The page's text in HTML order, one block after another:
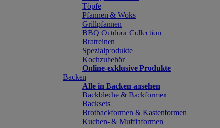
Töpfe
Pfannen & Woks
Grillpfannen
BBQ Outdoor Collection
Bratreinen
Spezialprodukte
Kochzubehör
Online-exklusive Produkte
Backen
Alle in Backen ansehen
Backbleche & Backformen
Backsets
Brotbackformen & Kastenformen
Kuchen- & Muffinformen